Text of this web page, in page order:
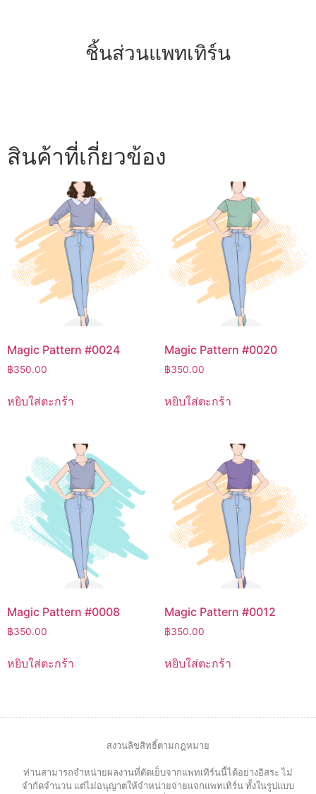
ชิ้นส่วนแพทเทิร์น
สินค้าที่เกี่ยวข้อง
Magic Pattern #0024
฿350.00
หยิบใส่ตะกร้า
Magic Pattern #0020
฿350.00
หยิบใส่ตะกร้า
Magic Pattern #0008
฿350.00
หยิบใส่ตะกร้า
Magic Pattern #0012
฿350.00
หยิบใส่ตะกร้า
สงวนลิขสิทธิ์ตามกฎหมาย
ท่านสามารถจำหน่ายผลงานที่ตัดเย็บจากแพทเทิร์นนี้ได้อย่างอิสระ ไม่
จำกัดจำนวน แต่ไม่อนุญาตให้จำหน่ายจ่ายแจกแพทเทิร์น ทั้งในรูปแบบ